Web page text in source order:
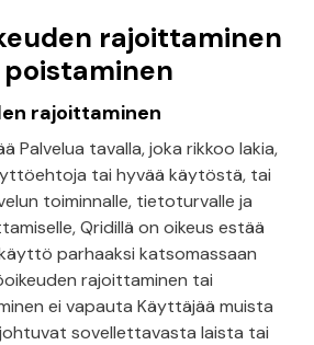
rajoittaminen
rajoittaminen
Palvelua tavalla, joka rikkoo lakia,
tai hyvää käytöstä, tai
toiminnalle, tietoturvalle ja
Qridillä on oikeus estää
parhaaksi katsomassaan
rajoittaminen tai
ei vapauta Käyttäjää muista
sovellettavasta laista tai